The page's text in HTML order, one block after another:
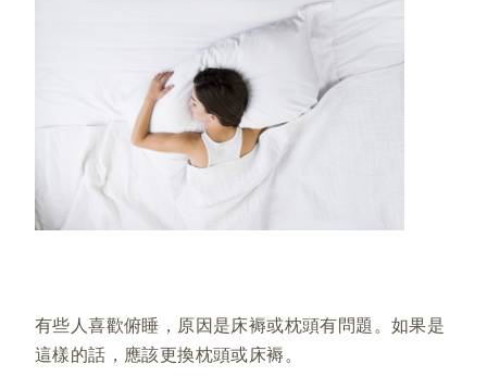
有些人喜歡俯睡，原因是床褥或枕頭有問題。如果是
這樣的話，應該更換枕頭或床褥。